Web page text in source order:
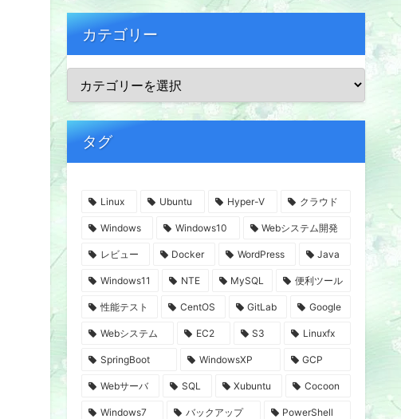
カテゴリー
タグ
Linux Ubuntu Hyper-V クラウド
Windows Windows10 Webシステム開発
レビュー Docker WordPress Java
Windows11 NTE MySQL 便利ツール
性能テスト CentOS GitLab Google
Webシステム EC2 S3 Linuxfx
SpringBoot WindowsXP GCP
Webサーバ SQL Xubuntu Cocoon
Windows7 バックアップ PowerShell